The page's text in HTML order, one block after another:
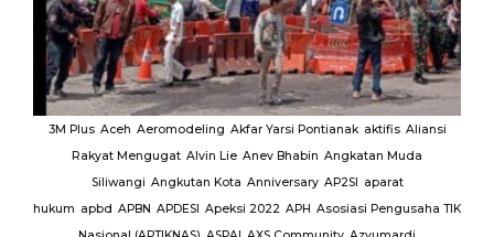
3M Plus Aceh Aeromodeling Akfar Yarsi Pontianak aktifis Aliansi
Rakyat Mengugat Alvin Lie Anev Bhabin Angkatan Muda
Siliwangi Angkutan Kota Anniversary AP2SI aparat
hukum apbd APBN APDESI Apeksi 2022 APH Asosiasi Pengusaha TIK